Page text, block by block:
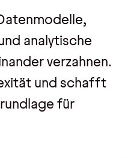
analytische
verzahnen.
und schafft
für